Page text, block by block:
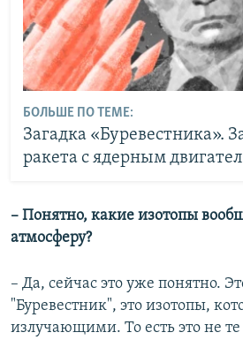
БОЛЬШЕ ПО ТЕМЕ:
Загадка «Буревестника».
ракета с ядерным
– Понятно, какие изотопы
атмосферу?
– Да, сейчас это уже понятно.
"Буревестник", это изотопы,
излучающими. То есть это не